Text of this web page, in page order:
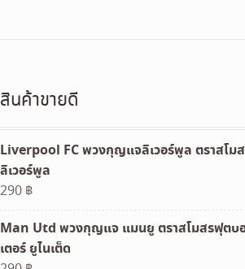
สินค้าขายดี
Liverpool FC พวงกุญแจลิเวอร์พูล ตราสโม
ลิเวอร์พูล
290 ฿
Man Utd พวงกุญแจ แมนยู ตราสโมสรฟุตบ
เตอร์ ยูไนเต็ด